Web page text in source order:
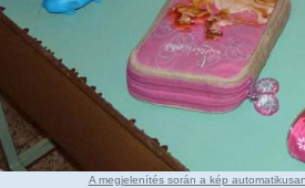
A megjelenítés során a kép